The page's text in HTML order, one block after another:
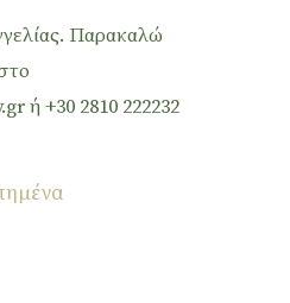
Παρακαλώ
ή +30 2810 222232